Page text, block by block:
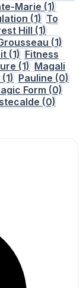
Marie (1)
(1) To
Hill (1)
(1)
(1) Fitness
(1) Magali
(1) Pauline (0)
Form (0)
(0)